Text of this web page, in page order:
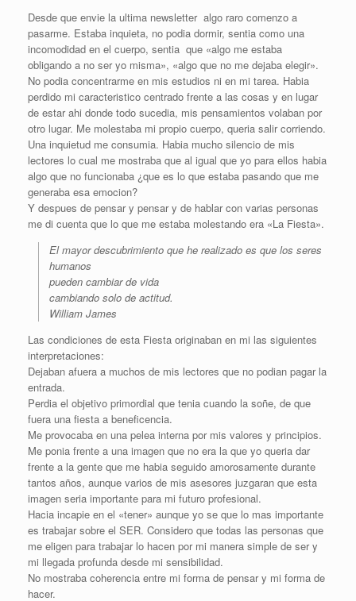
Desde que envie la ultima newsletter algo raro comenzo a
pasarme. Estaba inquieta, no podia dormir, sentia como una
incomodidad en el cuerpo, sentia que «algo me estaba
obligando a no ser yo misma», «algo que no me dejaba elegir».
No podia concentrarme en mis estudios ni en mi tarea. Habia
perdido mi caracteristico centrado frente a las cosas y en lugar
de estar ahi donde todo sucedia, mis pensamientos volaban por
otro lugar. Me molestaba mi propio cuerpo, queria salir corriendo.
Una inquietud me consumia. Habia mucho silencio de mis
lectores lo cual me mostraba que al igual que yo para ellos habia
algo que no funcionaba ¿que es lo que estaba pasando que me
generaba esa emocion?
Y despues de pensar y pensar y de hablar con varias personas
me di cuenta que lo que me estaba molestando era «La Fiesta».
El mayor descubrimiento que he realizado es que los seres
humanos
pueden cambiar de vida
cambiando solo de actitud.
William James
Las condiciones de esta Fiesta originaban en mi las siguientes
interpretaciones:
Dejaban afuera a muchos de mis lectores que no podian pagar la
entrada.
Perdia el objetivo primordial que tenia cuando la soñe, de que
fuera una fiesta a beneficencia.
Me provocaba en una pelea interna por mis valores y principios.
Me ponia frente a una imagen que no era la que yo queria dar
frente a la gente que me habia seguido amorosamente durante
tantos años, aunque varios de mis asesores juzgaran que esta
imagen seria importante para mi futuro profesional.
Hacia incapie en el «tener» aunque yo se que lo mas importante
es trabajar sobre el SER. Considero que todas las personas que
me eligen para trabajar lo hacen por mi manera simple de ser y
mi llegada profunda desde mi sensibilidad.
No mostraba coherencia entre mi forma de pensar y mi forma de
hacer.